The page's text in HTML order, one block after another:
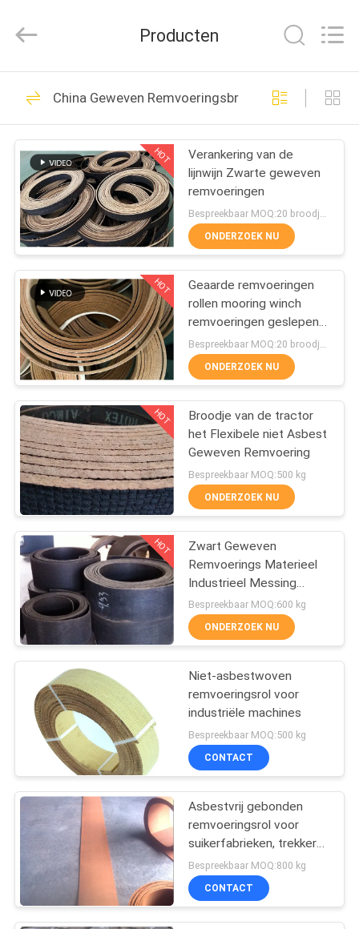
HUIS
PRODUCTEN
ONGEVEER
ONS
FABRIEKSREIS
KWALITEITSCONTROLE
CONTACTEER
ONS
VERZOEK
OM EEN
CITAAT
SITEMAP
PRIVACY
POLICY
Remvoeringsbroodje
42
De Voering van het
rembroodje
23
Geweven
Remvoeringsbroodje
25
Remblokmateriaal
Geweven
Remvoeringsmateriaal
32
Producten
China Geweven Remvoeringsbroodje
HOT
Verankering van de
lijnwijn Zwarte geweven
remvoeringen
Bespreekbaar MOQ:20 broodjes
ONDERZOEK NU
HOT
Geaarde remvoeringen
rollen mooring winch
remvoeringen geslepen
geweven remvoeringen
ONDERZOEK NU
HOT
Broodje van de tractor
het Flexibele niet Asbest
Geweven Remvoering
Bespreekbaar MOQ:500 kg
ONDERZOEK NU
HOT
Zwart Geweven
Remvoerings Materieel
Industrieel Messing
Draad Versterkt Crane
Usage
Bespreekbaar MOQ:600 kg
ONDERZOEK NU
Niet-asbestwoven
remvoeringsrol voor
industriële machines
Bespreekbaar MOQ:500 kg
CONTACT
Asbestvrij gebonden
remvoeringsrol voor
suikerfabrieken, trekkers,
kraanheftrucks
Bespreekbaar MOQ:800 kg
CONTACT